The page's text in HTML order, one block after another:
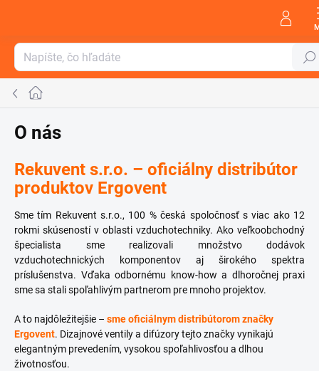
Domov
O nás
Rekuvent s.r.o. – oficiálny distribútor
produktov Ergovent
Sme tím Rekuvent s.r.o., 100 % česká spoločnosť s viac ako 12
rokmi skúseností v oblasti vzduchotechniky. Ako veľkoobchodný
špecialista sme realizovali množstvo dodávok
vzduchotechnických komponentov aj širokého spektra
príslušenstva. Vďaka odbornému know-how a dlhoročnej praxi
sme sa stali spoľahlivým partnerom pre mnoho projektov.
A to najdôležitejšie – sme oficiálnym distribútorom značky
Ergovent. Dizajnové ventily a difúzory tejto značky vynikajú
elegantným prevedením, vysokou spoľahlivosťou a dlhou
životnosťou.